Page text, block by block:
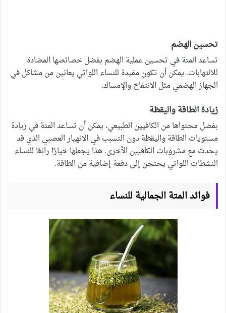
تحسين الهضم
تساعد المتة في تحسين عملية الهضم بفضل خصائصها المضادة
للالتهابات. يمكن أن تكون مفيدة للنساء اللواتي يعانين من مشاكل في
الجهاز الهضمي مثل الانتفاخ والإمساك.
زيادة الطاقة واليقظة
بفضل محتواها من الكافيين الطبيعي، يمكن أن تساعد المتة في زيادة
مستويات الطاقة واليقظة دون التسبب في الانهيار العصبي الذي قد
يحدث مع مشروبات الكافيين الأخرى. هذا يجعلها خيارًا رائعًا للنساء
النشطات اللواتي يحتجن إلى دفعة إضافية من الطاقة.
فوائد المتة الجمالية للنساء